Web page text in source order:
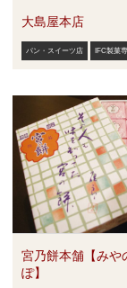
大島屋本店
パン・スイーツ店 IFC製菓
宮乃餅本舗【みや
ぽ】